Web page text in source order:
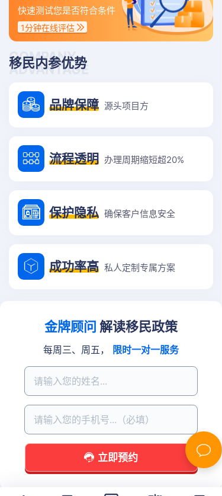
快速测试您是否符合条件
1分钟在线评估
COMPANY
ADVANTAGE
移民内参优势
品牌保障 源头项目方
流程透明 办理周期缩短超20%
保护隐私 确保客户信息安全
成功率高 私人定制专属方案
金牌顾问 解读移民政策
每周三、周五， 限时一对一服务
立即预约